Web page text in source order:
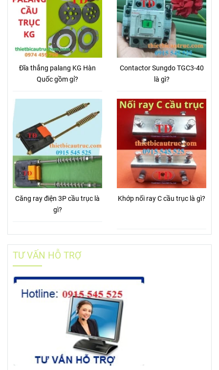
Đĩa thắng palang KG Hàn
Quốc gồm gỉ?
Contactor Sungdo TGC3-40
là gì?
Căng ray điện 3P cầu trục là
gì?
Khớp nối ray C cầu trục là gì?
TƯ VẤN HỖ TRỢ